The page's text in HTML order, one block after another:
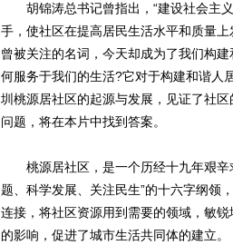
胡锦涛总书记曾指出，“建设社会主义
手，使社区在提高居民生活水平和质量
曾被关注的名词，今天却成为了我们构
何服务于我们的生活?它对于构建和谐人
圳桃源居社区的起源与发展，见证了社
问题，将在本片中找到答案。
桃源居社区，是一个历经十九年艰辛
题、科学发展、关注民生”的十六字纲领
连接，将社区资源用到需要的领域，敏
的影响，促进了城市生活共同体的建立。